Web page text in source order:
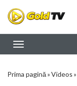
Prima pagină »Videos »